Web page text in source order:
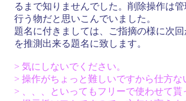
るまで知りませんでした。削除操作は
行う物だと思いこんでいました。
題名に付きましては、ご指摘の様に次
を推測出来る題名に致します。
> 気にしないでください。
> 操作がちょっと難しいですから仕方な
> 、、、といってもフリーで使わせて貰